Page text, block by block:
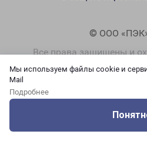
Мы используем файлы cookie и
Mail
Подробнее
© ООО
Все права защищены и